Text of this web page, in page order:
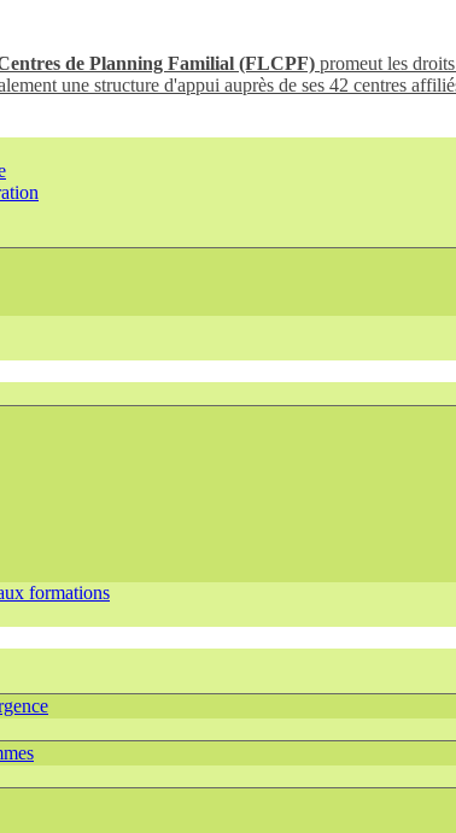
de Planning Familial (FLCPF) promeut les
une structure d'appui auprès de ses 42 centres
formations